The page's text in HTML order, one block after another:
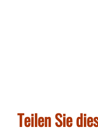
Teilen Sie